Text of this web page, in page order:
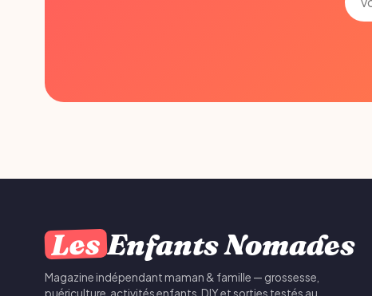
Les Enfants Nomades
Magazine indépendant maman & famille — grossesse,
puériculture, activités enfants, DIY et sorties testés au